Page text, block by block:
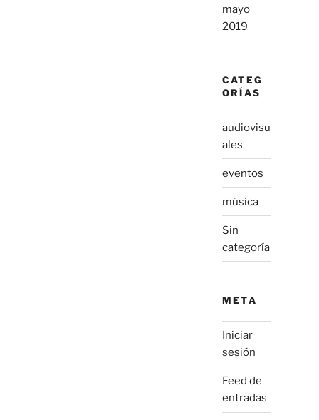
mayo
2019
CATEG
ORÍAS
audiovisu
ales
eventos
música
Sin
categoría
META
Iniciar
sesión
Feed de
entradas